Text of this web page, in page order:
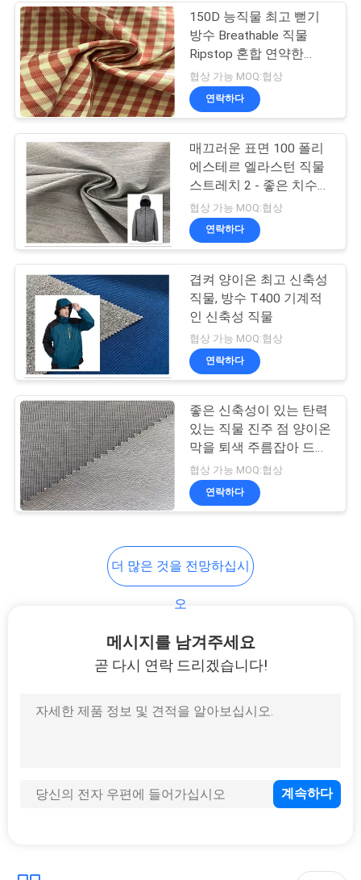
뉴
스
경
우
COMPANY
NEWS
사
PRIVACY
POLICY
입히는 폴리에스테
직물
41
연약한 나일론 직물
가짜 스웨드 직물
양이온 직물
150D 능직물 최고 뻗기
방수 Breathable 직물
Ripstop 혼합 연약한
Handfeel
협상 가능 MOQ:협상
연락하다
매끄러운 표면 100 폴리
에스테르 엘라스턴 직물
스트레치 2 - 좋은 치수
안정성을 코팅하는 톤
협상 가능 MOQ:협상
연락하다
겹켜 양이온 최고 신축성
직물, 방수 T400 기계적
인 신축성 직물
협상 가능 MOQ:협상
연락하다
좋은 신축성이 있는 탄력
있는 직물 진주 점 양이온
막을 퇴색 주름잡아 드리
우십시오
협상 가능 MOQ:협상
연락하다
더 많은 것을 전망하십시
오
메시지를 남겨주세요
곧 다시 연락 드리겠습니다!